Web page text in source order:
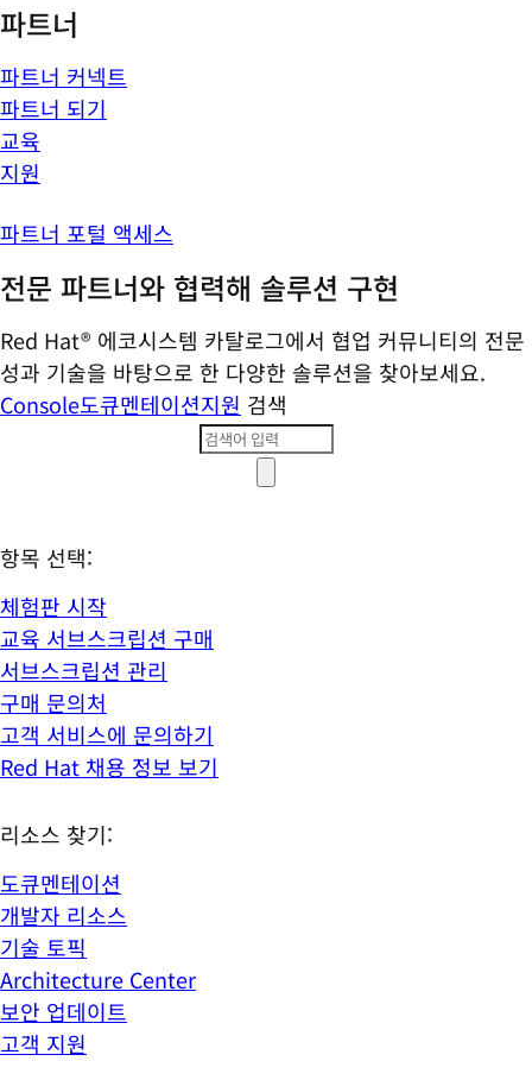
파트너
파트너 커넥트
파트너 되기
교육
지원
파트너 포털 액세스
전문 파트너와 협력해 솔루션 구현
Red Hat® 에코시스템 카탈로그에서 협업 커뮤니티의 전문
성과 기술을 바탕으로 한 다양한 솔루션을 찾아보세요.
Console도큐멘테이션지원 검색
항목 선택:
체험판 시작
교육 서브스크립션 구매
서브스크립션 관리
구매 문의처
고객 서비스에 문의하기
Red Hat 채용 정보 보기
리소스 찾기:
도큐멘테이션
개발자 리소스
기술 토픽
Architecture Center
보안 업데이트
고객 지원